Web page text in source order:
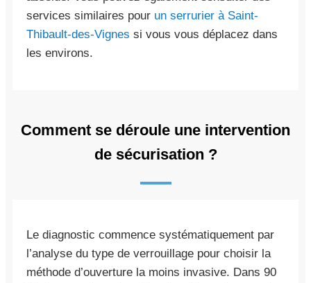
services similaires pour un serrurier à Saint-
Thibault-des-Vignes si vous vous déplacez dans
les environs.
Comment se déroule une intervention
de sécurisation ?
Le diagnostic commence systématiquement par
l’analyse du type de verrouillage pour choisir la
méthode d’ouverture la moins invasive. Dans 90